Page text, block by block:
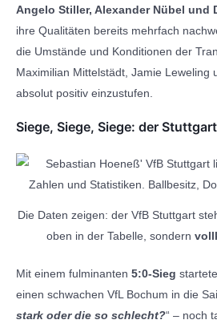
Angelo Stiller, Alexander Nübel und
ihre Qualitäten bereits mehrfach
die Umstände und Konditionen der
Maximilian Mittelstädt, Jamie Leweling
absolut positiv einzustufen.
Siege, Siege, Siege: der
Die Daten zeigen: der VfB Stuttgart
oben in der Tabelle, sondern
Mit einem fulminanten 5:0-Sieg
einen schwachen VfL Bochum in die
stark oder die so schlecht?“ – noch